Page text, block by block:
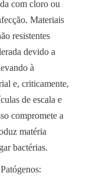
com cloro ou
Materiais
resistentes
devido a
à
e, criticamente,
de escala e
compromete a
matéria
bactérias.